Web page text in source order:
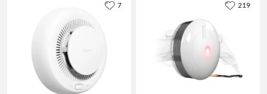
7 219